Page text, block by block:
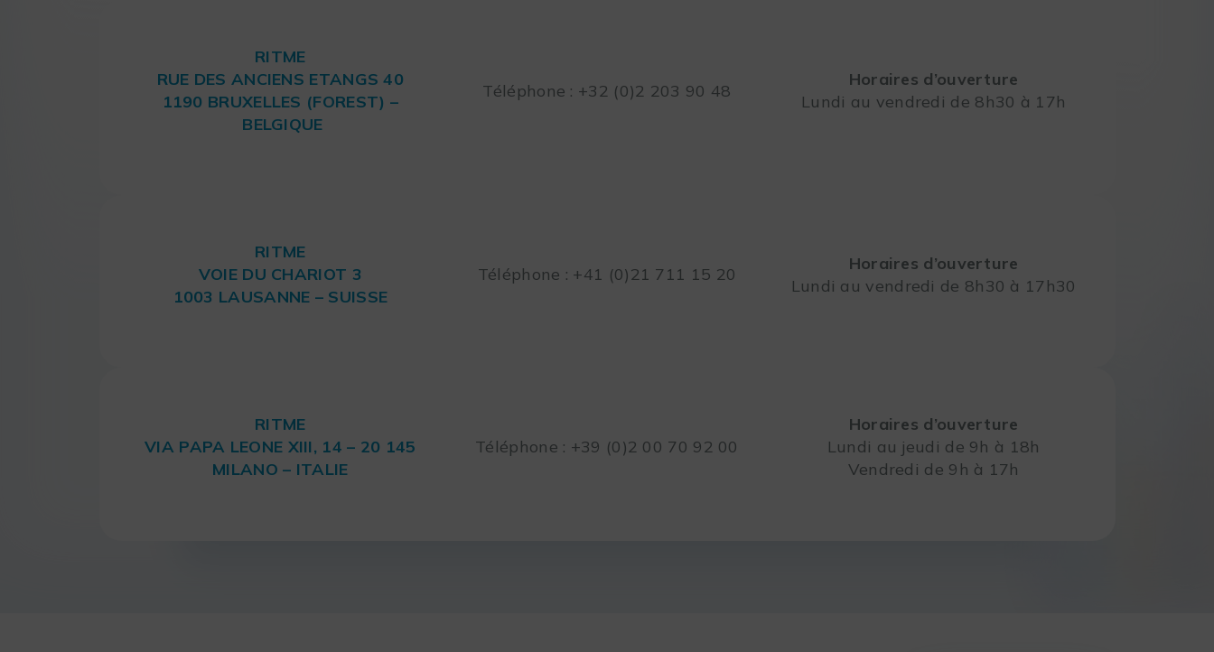
RITME
RUE DES ANCIENS ETANGS 40
1190 BRUXELLES (FOREST) –
BELGIQUE
Téléphone : +32 (0)2 203 90 48
Horaires d’ouverture
Lundi au vendredi de 8h30 à 17h
RITME
VOIE DU CHARIOT 3
1003 LAUSANNE – SUISSE
Téléphone : +41 (0)21 711 15 20
Horaires d’ouverture
Lundi au vendredi de 8h30 à 17h30
RITME
VIA PAPA LEONE XIII, 14 – 20 145
MILANO – ITALIE
Téléphone : +39 (0)2 00 70 92 00
Horaires d’ouverture
Lundi au jeudi de 9h à 18h
Vendredi de 9h à 17h